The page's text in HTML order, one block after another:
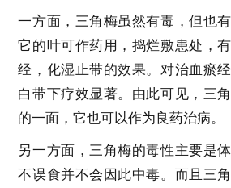
一方面，三角梅虽然有毒，但也
它的叶可作药用，捣烂敷患处，
经，化湿止带的效果。对治血瘀
白带下疗效显著。由此可见，三
的一面，它也可以作为良药治病。
另一方面，三角梅的毒性主要是
不误食并不会因此中毒。而且三